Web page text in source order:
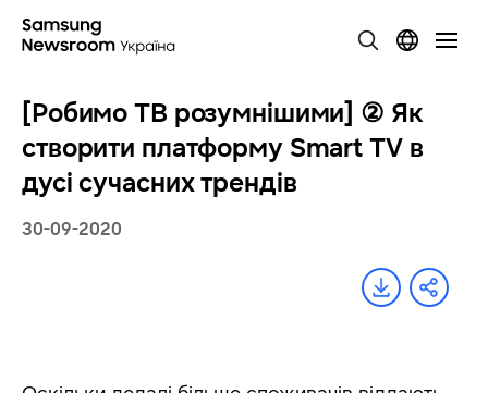
[Робимо ТВ розумнішими] ② Як
створити платформу Smart TV в
дусі сучасних трендів
30-09-2020